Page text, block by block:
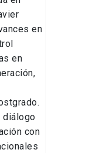
en
en
diálogo
con